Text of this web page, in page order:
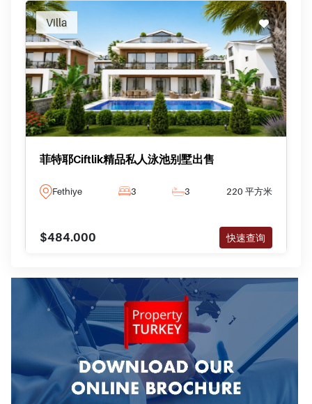
Villa
菲特耶Ciftlik精品私人泳池别墅出售
Fethiye 3 3 220 平方米
$484.000 快速查询